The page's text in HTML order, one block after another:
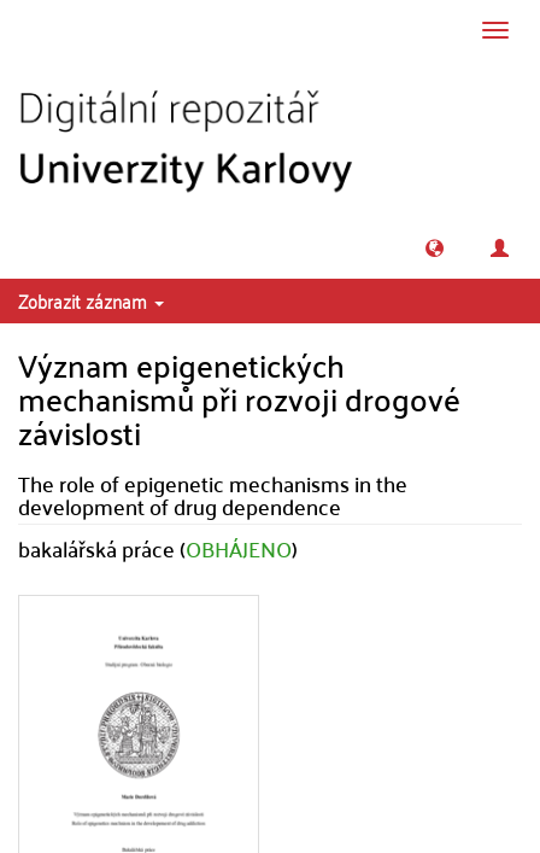
Zobrazit záznam
Význam epigenetických
mechanismů při rozvoji drogové
závislosti
The role of epigenetic mechanisms in the
development of drug dependence
bakalářská práce (OBHÁJENO)